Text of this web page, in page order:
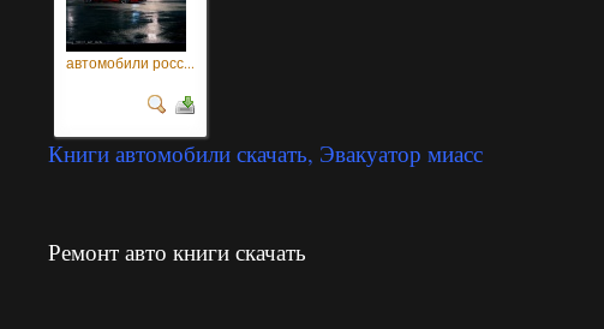
автомобили росс...
Книги автомобили скачать, Эвакуатор миасс
Ремонт авто книги скачать